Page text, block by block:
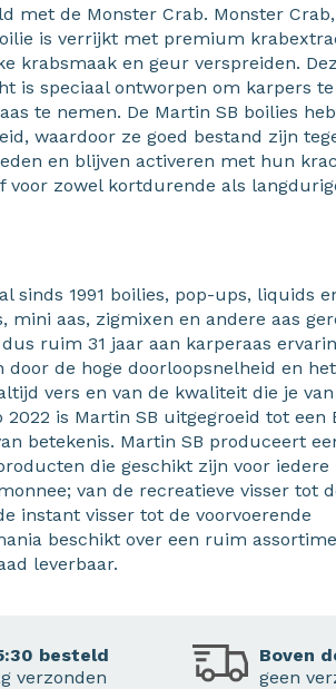
met de Monster Crab. Monster
is verrijkt met premium
krabsmaak en geur verspreiden.
is speciaal ontworpen om karpers
te nemen. De Martin SB boilies
waardoor ze goed bestand zijn
en blijven activeren met hun
voor zowel kortdurende als
sinds 1991 boilies, pop-ups, liquids
mini aas, zigmixen en andere aas
ruim 31 jaar aan karperaas
door de hoge doorloopsnelheid en
vers en van de kwaliteit die je
2022 is Martin SB uitgegroeid tot een
betekenis. Martin SB produceert
die geschikt zijn voor iedere
van de recreatieve visser tot
instant visser tot de voorvoerende
beschikt over een ruim
leverbaar.
besteld
verzonden
Boven
geen